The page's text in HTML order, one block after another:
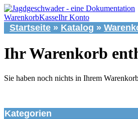
WarenkorbKasseIhr Konto
Startseite » Katalog »
Ihr Warenkorb
Sie haben noch nichts in Ihrem
Kategorien